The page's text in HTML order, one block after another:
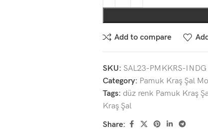
Add to compare
SKU: SAL23-PMKKRS-INDG
Category: Pamuk Kraş Şal
Tags: düz renk Pamuk Kraş
Kraş Şal
Share: